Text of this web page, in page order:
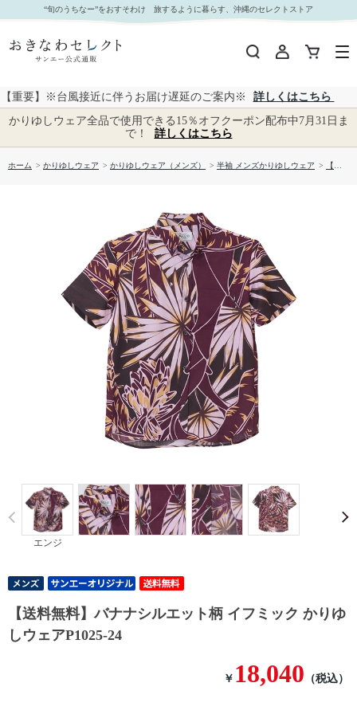
【送料無料】バナナシルエット柄 イフミック かりゆしウェアP1025-24｜おきなわセレクト サン
エー公式通販
“旬のうちなー”をおすそわけ 旅するように暮らす、沖縄のセレクトストア
【重要】※台風接近に伴うお届け遅延のご案内※
詳しくはこちら
かりゆしウェア全品で使用できる15％オフクーポン配布中7月31日ま
で！
詳しくはこちら
ホーム > かりゆしウェア > かりゆしウェア（メンズ） > 半袖 メンズかりゆしウェア > 【送料無料】バナナシルエット柄 イフミック かりゆしウェアP1025-24
エンジ
Prev
【送料無料】バナナシルエット柄 イフミック かりゆ
しウェアP1025-24
￥ 18,040 （税込）